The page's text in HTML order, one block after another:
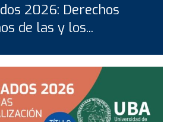
2026: Derechos
de las y los...